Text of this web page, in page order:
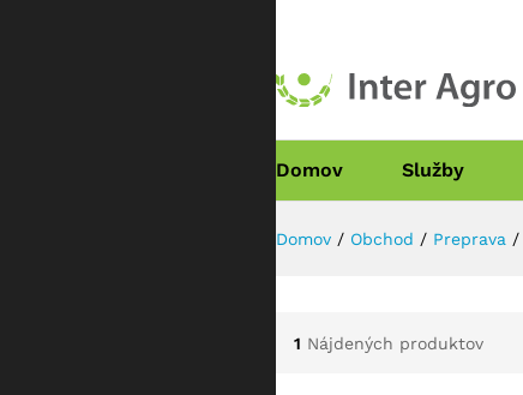
Domov Služby
Domov / Obchod / Preprava /
1 Nájdených produktov